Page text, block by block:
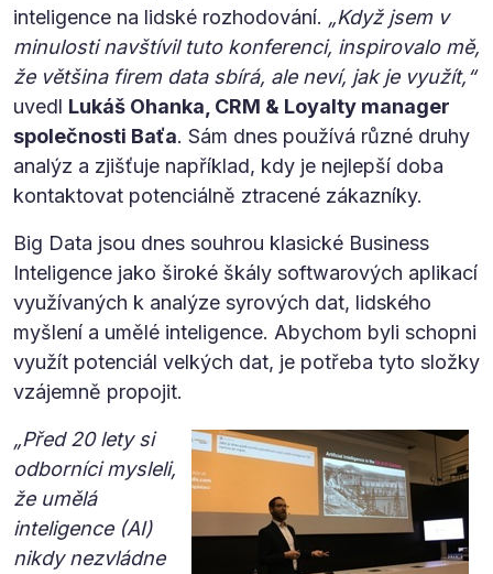
inteligence na lidské rozhodování. „Když jsem v
minulosti navštívil tuto konferenci, inspirovalo mě,
že většina firem data sbírá, ale neví, jak je využít,“
uvedl Lukáš Ohanka, CRM & Loyalty manager
společnosti Baťa. Sám dnes používá různé druhy
analýz a zjišťuje například, kdy je nejlepší doba
kontaktovat potenciálně ztracené zákazníky.
Big Data jsou dnes souhrou klasické Business
Inteligence jako široké škály softwarových aplikací
využívaných k analýze syrových dat, lidského
myšlení a umělé inteligence. Abychom byli schopni
využít potenciál velkých dat, je potřeba tyto složky
vzájemně propojit.
„Před 20 lety si
odborníci mysleli,
že umělá
inteligence (AI)
nikdy nezvládne